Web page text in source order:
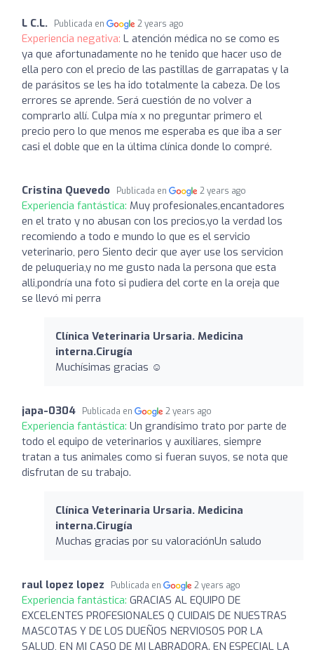
L C.L. Publicada en 2 years ago
Experiencia negativa: L atención médica no se como es
ya que afortunadamente no he tenido que hacer uso de
ella pero con el precio de las pastillas de garrapatas y la
de parásitos se les ha ido totalmente la cabeza. De los
errores se aprende. Será cuestión de no volver a
comprarlo allí. Culpa mía x no preguntar primero el
precio pero lo que menos me esperaba es que iba a ser
casi el doble que en la última clínica donde lo compré.
Cristina Quevedo Publicada en 2 years ago
Experiencia fantástica: Muy profesionales,encantadores
en el trato y no abusan con los precios,yo la verdad los
recomiendo a todo e mundo lo que es el servicio
veterinario, pero Siento decir que ayer use los servicion
de peluqueria,y no me gusto nada la persona que esta
alli,pondría una foto si pudiera del corte en la oreja que
se llevó mi perra
Clínica Veterinaria Ursaria. Medicina
interna.Cirugía
Muchísimas gracias ☺️
japa-0304 Publicada en 2 years ago
Experiencia fantástica: Un grandísimo trato por parte de
todo el equipo de veterinarios y auxiliares, siempre
tratan a tus animales como si fueran suyos, se nota que
disfrutan de su trabajo.
Clínica Veterinaria Ursaria. Medicina
interna.Cirugía
Muchas gracias por su valoraciónUn saludo
raul lopez lopez Publicada en 2 years ago
Experiencia fantástica: GRACIAS AL EQUIPO DE
EXCELENTES PROFESIONALES Q CUIDAIS DE NUESTRAS
MASCOTAS Y DE LOS DUEÑOS NERVIOSOS POR LA
SALUD, EN MI CASO DE MI LABRADORA. EN ESPECIAL LA